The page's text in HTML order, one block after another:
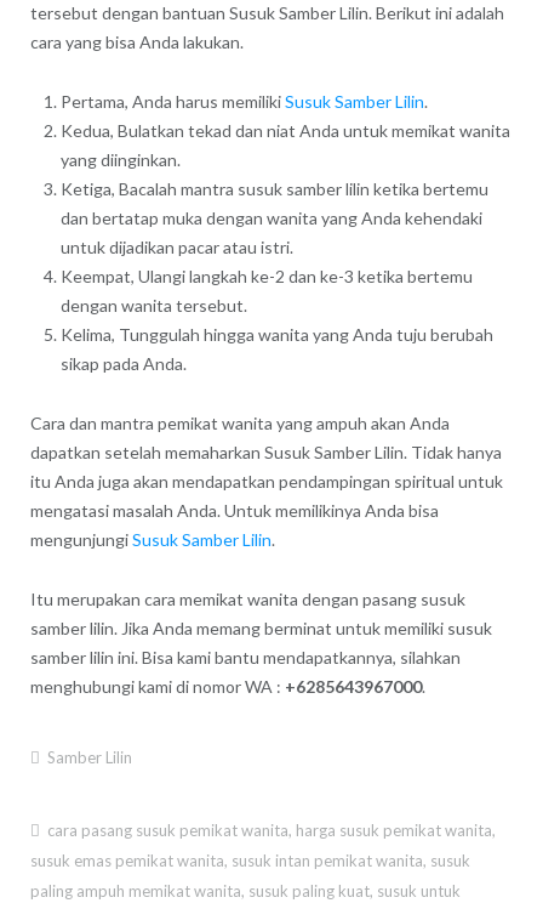
tersebut dengan bantuan Susuk Samber Lilin. Berikut ini adalah
cara yang bisa Anda lakukan.
Pertama, Anda harus memilikiSusuk Samber Lilin.
Kedua, Bulatkan tekad dan niat Anda untuk memikat wanita
yang diinginkan.
Ketiga, Bacalah mantra susuk samber lilin ketika bertemu
dan bertatap muka dengan wanita yang Anda kehendaki
untuk dijadikan pacar atau istri.
Keempat, Ulangi langkah ke-2 dan ke-3 ketika bertemu
dengan wanita tersebut.
Kelima, Tunggulah hingga wanita yang Anda tuju berubah
sikap pada Anda.
Cara dan mantra pemikat wanita yang ampuh akan Anda
dapatkan setelah memaharkan Susuk Samber Lilin. Tidak hanya
itu Anda juga akan mendapatkan pendampingan spiritual untuk
mengatasi masalah Anda. Untuk memilikinya Anda bisa
mengunjungiSusuk Samber Lilin.
Itu merupakan cara memikat wanita dengan pasang susuk
samber lilin. Jika Anda memang berminat untuk memiliki susuk
samber lilin ini. Bisa kami bantu mendapatkannya, silahkan
menghubungi kami di nomor WA : +6285643967000.
Samber Lilin
cara pasang susuk pemikat wanita, harga susuk pemikat wanita,
susuk emas pemikat wanita, susuk intan pemikat wanita, susuk
paling ampuh memikat wanita, susuk paling kuat, susuk untuk